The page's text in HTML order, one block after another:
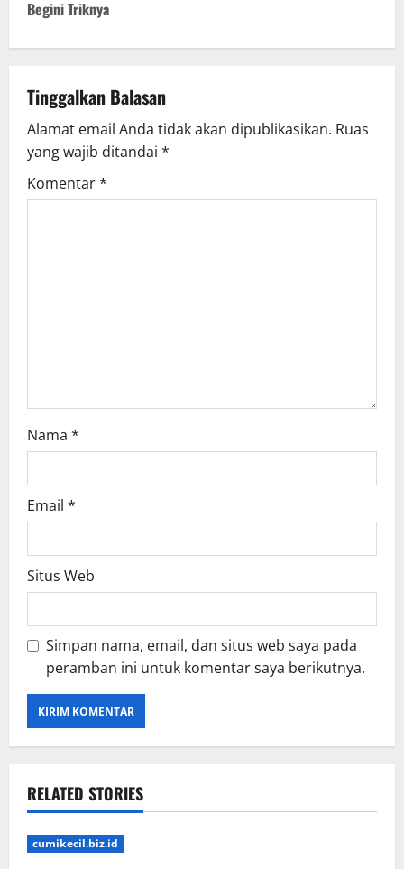
t
n
a
v
i
g
Begini Triknya
Tinggalkan Balasan
Alamat email Anda tidak akan dipublikasikan. Ruas
yang wajib ditandai *
Komentar*
Nama *
Email *
Situs Web
Simpan nama, email, dan situs web saya pada
peramban ini untuk komentar saya berikutnya.
RELATED STORIES
cumikecil.biz.id